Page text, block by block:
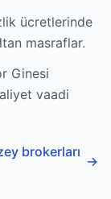
ücretlerinde
masraflar.
Ginesi
vaadi
brokerları
→